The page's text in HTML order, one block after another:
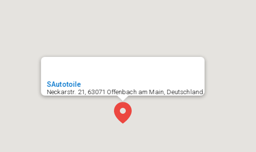
SAutotoile
Neckarstr. 21, 63071 Offenbach am Main, Deutschland,